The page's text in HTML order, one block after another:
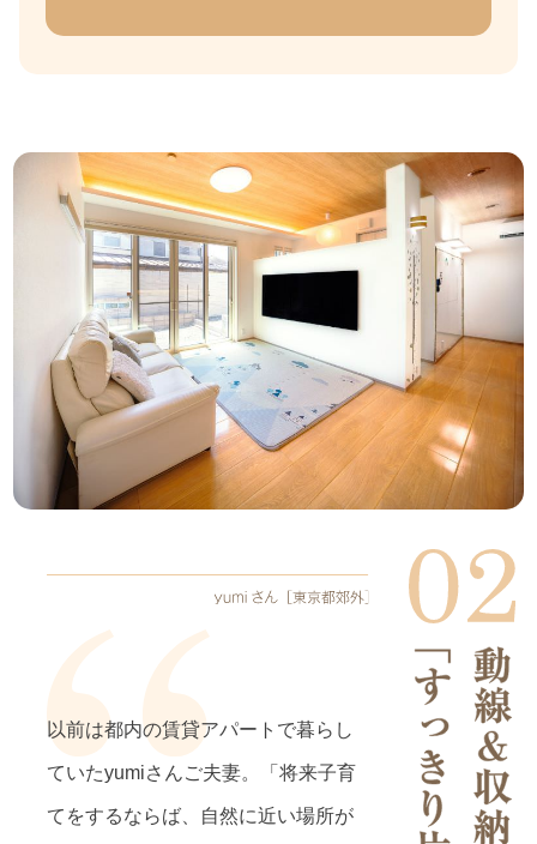
以前は都内の賃貸アパートで暮らし
ていたyumiさんご夫妻。「将来子育
てをするならば、自然に近い場所が